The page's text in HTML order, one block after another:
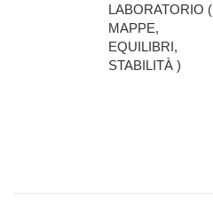
LABORATORIO (
MAPPE,
EQUILIBRI,
STABILITÀ )